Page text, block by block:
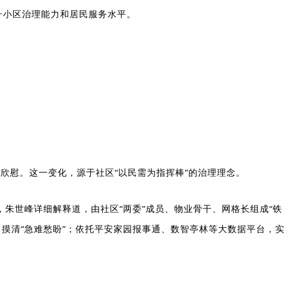
区治理能力和居民服务水平。
。这一变化，源于社区“以民需为指挥棒”的治理理念。
朱世峰详细解释道，由社区“两委”成员、物业骨干、网格长组成“铁
清“急难愁盼”；依托平安家园报事通、数智亭林等大数据平台，实